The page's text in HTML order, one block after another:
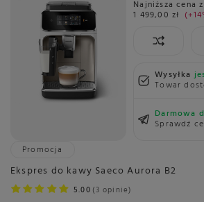
Najniższa cena
1 499,00 zł
Wysyłka
Towar
Darmowa
Sprawdź
Promocja
Ekspres do kawy Saeco Aurora B2
5.00 3 opinie